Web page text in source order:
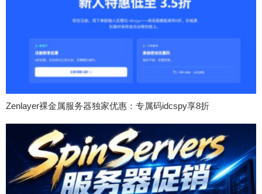
Zenlayer裸金属服务器独家优惠：专属码idcspy享8折